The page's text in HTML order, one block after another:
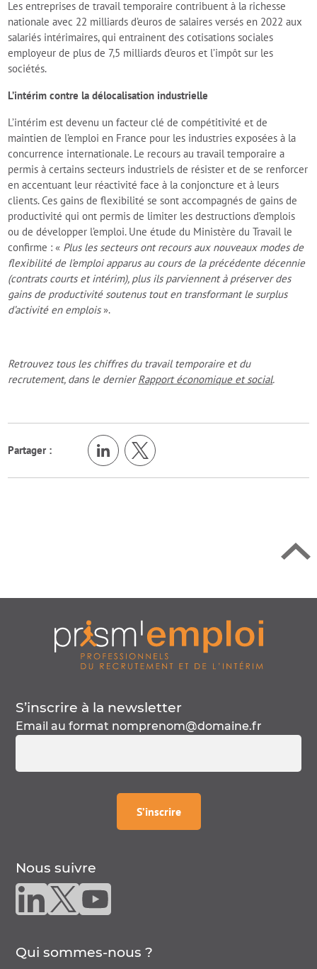
Les entreprises de travail temporaire contribuent à la richesse
nationale avec 22 milliards d’euros de salaires versés en 2022 aux
salariés intérimaires, qui entrainent des cotisations sociales
employeur de plus de 7,5 milliards d’euros et l’impôt sur les
sociétés.
L’intérim contre la délocalisation industrielle
L’intérim est devenu un facteur clé de compétitivité et de
maintien de l’emploi en France pour les industries exposées à la
concurrence internationale. Le recours au travail temporaire a
permis à certains secteurs industriels de résister et de se renforcer
en accentuant leur réactivité face à la conjoncture et à leurs
clients. Ces gains de flexibilité se sont accompagnés de gains de
productivité qui ont permis de limiter les destructions d’emplois
ou de développer l’emploi. Une étude du Ministère du Travail le
confirme : « Plus les secteurs ont recours aux nouveaux modes de
flexibilité de l’emploi apparus au cours de la précédente décennie
(contrats courts et intérim), plus ils parviennent à préserver des
gains de productivité soutenus tout en transformant le surplus
d’activité en emplois».
Retrouvez tous les chiffres du travail temporaire et du
recrutement, dans le dernierRapport économique et social.
Partager :
S’inscrire à la newsletter
Email au format nomprenom@domaine.fr
S’inscrire
à lanewsletter
Nous suivre
Nous suivre sur linkedin
Nous suivre sur twitter
Nous suivre sur youtube
Qui sommes-nous ?